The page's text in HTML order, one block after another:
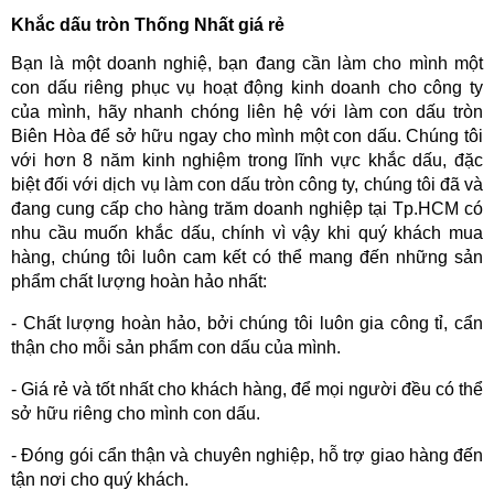
Khắc dấu tròn Thống Nhất giá rẻ
Bạn là một doanh nghiệ, bạn đang cần làm cho mình một
con dấu riêng phục vụ hoạt động kinh doanh cho công ty
của mình, hãy nhanh chóng liên hệ với làm con dấu tròn
Biên Hòa để sở hữu ngay cho mình một con dấu. Chúng tôi
với hơn 8 năm kinh nghiệm trong lĩnh vực khắc dấu, đặc
biệt đối với dịch vụ làm con dấu tròn công ty, chúng tôi đã và
đang cung cấp cho hàng trăm doanh nghiệp tại Tp.HCM có
nhu cầu muốn khắc dấu, chính vì vậy khi quý khách mua
hàng, chúng tôi luôn cam kết có thể mang đến những sản
phẩm chất lượng hoàn hảo nhất:
- Chất lượng hoàn hảo, bởi chúng tôi luôn gia công tỉ, cẩn
thận cho mỗi sản phẩm con dấu của mình.
- Giá rẻ và tốt nhất cho khách hàng, để mọi người đều có thể
sở hữu riêng cho mình con dấu.
- Đóng gói cẩn thận và chuyên nghiệp, hỗ trợ giao hàng đến
tận nơi cho quý khách.